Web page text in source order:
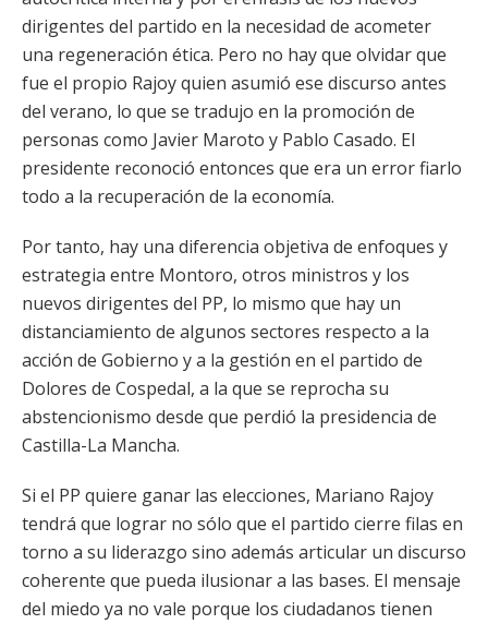
dirigentes del partido en la necesidad de acometer
una regeneración ética. Pero no hay que olvidar que
fue el propio Rajoy quien asumió ese discurso antes
del verano, lo que se tradujo en la promoción de
personas como Javier Maroto y Pablo Casado. El
presidente reconoció entonces que era un error fiarlo
todo a la recuperación de la economía.
Por tanto, hay una diferencia objetiva de enfoques y
estrategia entre Montoro, otros ministros y los
nuevos dirigentes del PP, lo mismo que hay un
distanciamiento de algunos sectores respecto a la
acción de Gobierno y a la gestión en el partido de
Dolores de Cospedal, a la que se reprocha su
abstencionismo desde que perdió la presidencia de
Castilla-La Mancha.
Si el PP quiere ganar las elecciones, Mariano Rajoy
tendrá que lograr no sólo que el partido cierre filas en
torno a su liderazgo sino además articular un discurso
coherente que pueda ilusionar a las bases. El mensaje
del miedo ya no vale porque los ciudadanos tienen